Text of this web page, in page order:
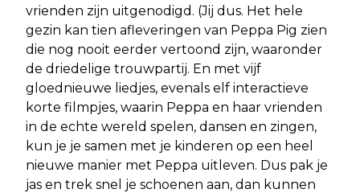
vrienden zijn uitgenodigd. (Jij dus. Het hele
gezin kan tien afleveringen van Peppa Pig zien
die nog nooit eerder vertoond zijn, waaronder
de driedelige trouwpartij. En met vijf
gloednieuwe liedjes, evenals elf interactieve
korte filmpjes, waarin Peppa en haar vrienden
in de echte wereld spelen, dansen en zingen,
kun je je samen met je kinderen op een heel
nieuwe manier met Peppa uitleven. Dus pak je
jas en trek snel je schoenen aan, dan kunnen